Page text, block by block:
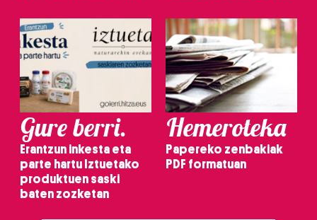
Gure berri.
Erantzun inkesta eta
parte hartu Iztuetako
produktuen saski
baten zozketan
Hemeroteka
Papereko zenbakiak
PDF formatuan